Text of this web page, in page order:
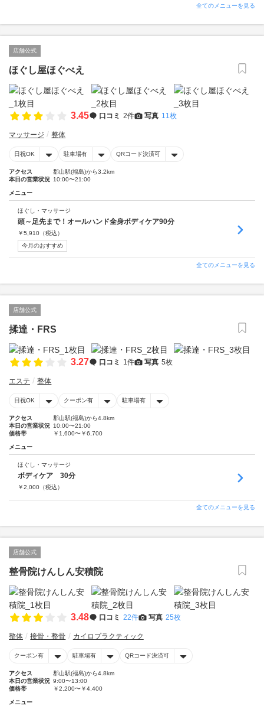
全てのメニューを見る
店舗公式
ほぐし屋ほぐべえ
3.45 口コミ 2件 写真 11枚
マッサージ 整体
日祝OK 駐車場有 QRコード決済可
アクセス
郡山駅(福島)から3.2km
本日の営業状況 10:00〜21:00
メニュー
ほぐし・マッサージ
頭～足先まで！オールハンド全身ボディケア90分
￥5,910 （税込）
今月のおすすめ
全てのメニューを見る
店舗公式
揉達・FRS
3.27 口コミ 1件 写真 5枚
エステ 整体
日祝OK クーポン有 駐車場有
アクセス
郡山駅(福島)から4.8km
本日の営業状況 10:00〜21:00
価格帯
￥1,600〜￥6,700
メニュー
ほぐし・マッサージ
ボディケア 30分
￥2,000 （税込）
全てのメニューを見る
店舗公式
整骨院けんしん安積院
3.48 口コミ 22件 写真 25枚
整体 接骨・整骨 カイロプラクティック
クーポン有 駐車場有 QRコード決済可
アクセス
郡山駅(福島)から4.8km
本日の営業状況 9:00〜13:00
価格帯
￥2,200〜￥4,400
メニュー